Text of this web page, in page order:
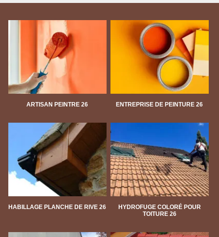
ARTISAN PEINTRE 26 ENTREPRISE DE PEINTURE 26
HABILLAGE PLANCHE DE RIVE 26
HYDROFUGE COLORÉ POUR
TOITURE 26